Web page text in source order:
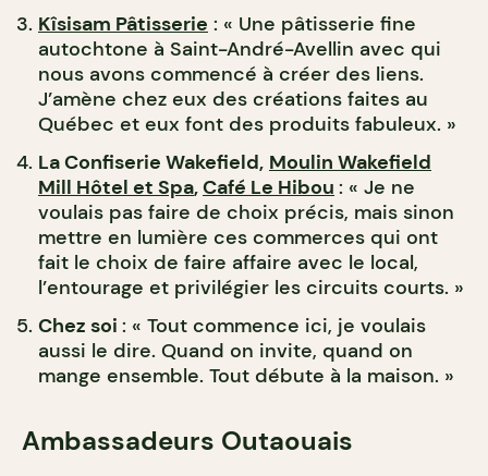
Kîsisam Pâtisserie : « Une pâtisserie fine
autochtone à Saint-André-Avellin avec qui
nous avons commencé à créer des liens.
J’amène chez eux des créations faites au
Québec et eux font des produits fabuleux. »
La Confiserie Wakefield, Moulin Wakefield
Mill Hôtel et Spa,Café Le Hibou : « Je ne
voulais pas faire de choix précis, mais sinon
mettre en lumière ces commerces qui ont
fait le choix de faire affaire avec le local,
l’entourage et privilégier les circuits courts. »
Chez soi : « Tout commence ici, je voulais
aussi le dire. Quand on invite, quand on
mange ensemble. Tout débute à la maison. »
Ambassadeurs Outaouais